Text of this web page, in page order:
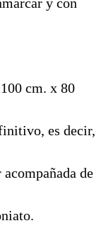
cm. x 80
es decir,
de